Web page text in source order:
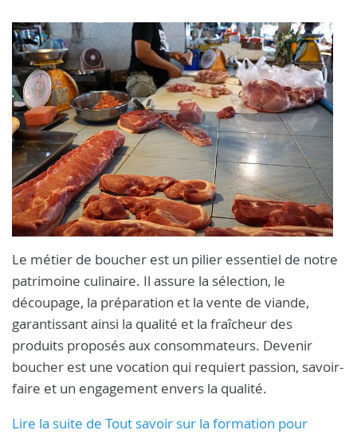
Le métier de boucher est un pilier essentiel de notre
patrimoine culinaire. Il assure la sélection, le
découpage, la préparation et la vente de viande,
garantissant ainsi la qualité et la fraîcheur des
produits proposés aux consommateurs. Devenir
boucher est une vocation qui requiert passion, savoir-
faire et un engagement envers la qualité.
Lire la suite de Tout savoir sur la formation pour